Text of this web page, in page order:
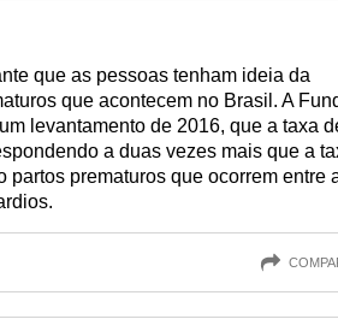
que as pessoas tenham ideia da
que acontecem no Brasil. A
levantamento de 2016, que a taxa
a duas vezes mais que a
prematuros que ocorrem entre